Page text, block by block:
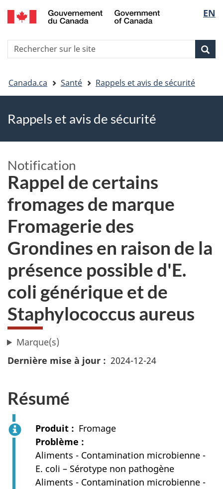
Skip
to
Skip
to
Passer
à
HTML
de
la
EN
Recherche
Vous
êtes
ici
Canada.ca Santé Rappels et avis de sécurité
Rappels et avis de sécurité
Notification
Rappel de certains
fromages de marque
Fromagerie des
Grondines en raison de la
présence possible d'E.
coli générique et de
Staphylococcus aureus
Marque(s)
Dernière mise à jour
2024-12-24
Résumé
Produit
Fromage
Problème
Aliments - Contamination microbienne -
E. coli – Sérotype non pathogène
Aliments - Contamination microbienne -